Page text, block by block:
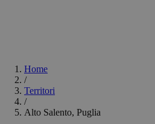
Home
/
Territori
/
Alto Salento, Puglia